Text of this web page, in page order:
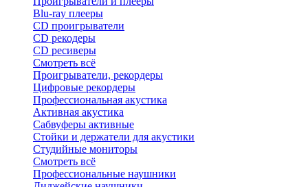
Blu-ray плееры
CD проигрыватели
CD рекодеры
CD ресиверы
Смотреть всё
Проигрыватели, рекордеры
Цифровые рекордеры
Профессиональная акустика
Активная акустика
Сабвуферы активные
Стойки и держатели для акустики
Студийные мониторы
Смотреть всё
Профессиональные наушники